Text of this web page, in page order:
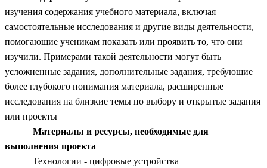
изучения содержания учебного материала, включая
самостоятельные исследования и другие виды деятельности,
помогающие ученикам показать или проявить то, что они
изучили. Примерами такой деятельности могут быть
усложненные задания, дополнительные задания, требующие
более глубокого понимания материала, расширенные
исследования на близкие темы по выбору и открытые задания
или проекты
Материалы и ресурсы, необходимые для
выполнения проекта
Технологии - цифровые устройства